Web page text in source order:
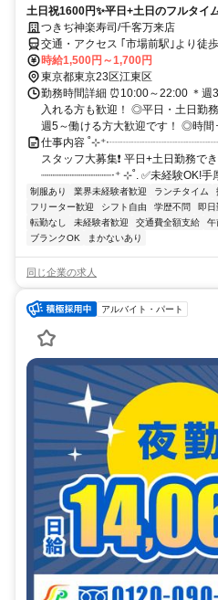
土日祝1600円✨平日+土日のフルタイ
つきぢ神楽寿司/千客万来店
交通・アクセス ｢市場前駅｣より徒
時給1,500円～1,700円
東京都東京23区江東区
勤務時間詳細 ⏰10:00～22:00 ＊
入れる方も歓迎！ ◎平日・土日勤
週5～働ける方大歓迎です！ ◎時間･
仕事内容
スタッフ大募集❗ 平日+土日勤務で
┈┈┈┈┈┈┈┈┈┈┈‧⁺ ⊹˚. ✅未経験OK!手
制服あり 業界未経験者歓迎 ランチタイム
フリーター歓迎
シフト自由 学歴不問 即
転勤なし
未経験者歓迎 交通費全額支給 午
ブランクOK
まかないあり
同じ企業の求人
アルバイト・パート